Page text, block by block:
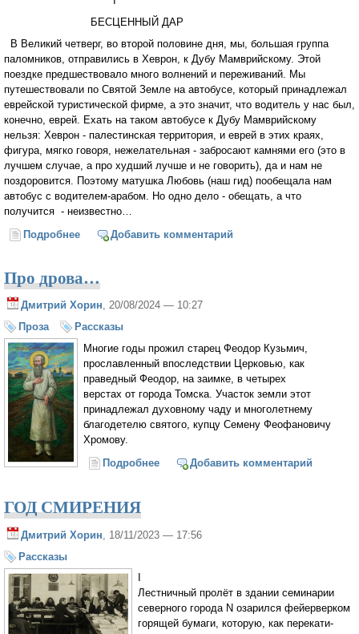
БЕСЦЕННЫЙ ДАР
В Великий четверг, во второй половине дня, мы, большая группа
паломников, отправились в Хеврон, к Дубу Мамврийскому. Этой
поездке предшествовало много волнений и переживаний. Мы
путешествовали по Святой Земле на автобусе, который принадлежал
еврейской туристической фирме, а это значит, что водитель у нас был,
конечно, еврей. Ехать на таком автобусе к Дубу Мамврийскому
нельзя: Хеврон - палестинская территория, и еврей в этих краях,
фигура, мягко говоря, нежелательная - забросают камнями его (это в
лучшем случае, а про худший лучше и не говорить), да и нам не
поздоровится. Поэтому матушка Любовь (наш гид) пообещала нам
автобус с водителем-арабом. Но одно дело - обещать, а что
получится - неизвестно…
Подробнее о СКАЗАНИЕ О ДУБЕ МАМВРИЙСКОМ
Добавить комментарий
Про дрова…
Дмитрий Хорин, 20/08/2024 — 10:27
Проза
Рассказы
Многие годы прожил старец Феодор Кузьмич,
прославленный впоследствии Церковью, как
праведный Феодор, на заимке, в четырех
верстах от города Томска. Участок земли этот
принадлежал духовному чаду и многолетнему
благодетелю святого, купцу Семену Феофановичу
Хромову.
Подробнее о Про дрова…
Добавить комментарий
ГОД СМИРЕНИЯ
Дмитрий Хорин , 18/11/2023 — 17:56
Рассказы
Лестничный пролёт в здании семинарии
северного города N озарился фейерверком
горящей бумаги, которую, как перекати-